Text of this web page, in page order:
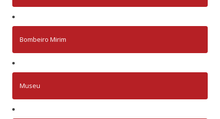
Bombeiro Mirim
Museu